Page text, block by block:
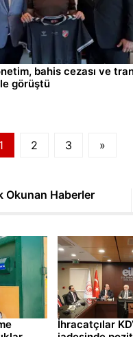
bahis cezası ve
görüştü
1 2 3 »
Okunan Haberler
Karşıyaka’da